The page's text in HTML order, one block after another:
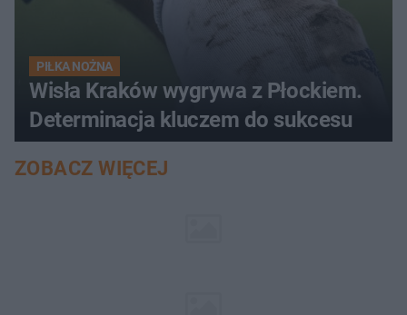
PIŁKA NOŻNA
Wisła Kraków wygrywa z Płockiem.
Determinacja kluczem do sukcesu
ZOBACZ WIĘCEJ